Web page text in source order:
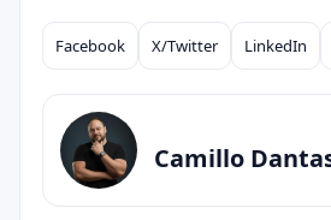
Compartilhar
Facebook X/Twitter LinkedIn
Camillo